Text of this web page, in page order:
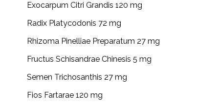
Exocarpum Citri Grandis 120 mg
Radix Platycodonis 72 mg
Rhizoma Pinelliae Preparatum 27 mg
Fructus Schisandrae Chinesis 5 mg
Semen Trichosanthis 27 mg
Fios Fartarae 120 mg